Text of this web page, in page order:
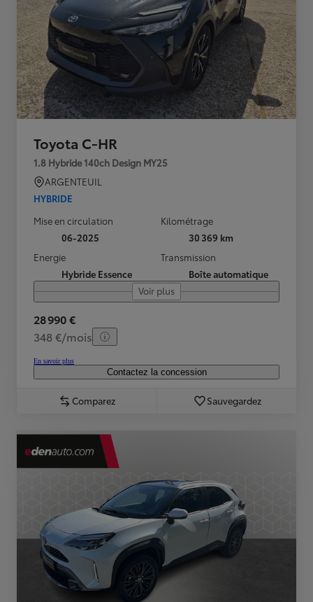
Toyota C-HR
1.8 Hybride 140ch Design MY25
ARGENTEUIL
HYBRIDE
Mise en circulation
06-2025
Kilométrage
30 369 km
Energie
Hybride Essence
Transmission
Boîte automatique
Voir plus
28 990 €
348 €/mois
En savoir plus
Contactez la concession
Comparez Sauvegardez